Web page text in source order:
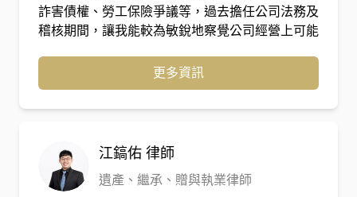
詐害債權、勞工保險爭議等，過去擔任公司法務及
稽核期間，讓我能較為敏銳地察覺公司經營上可能
能夠更快速的掌握每位客戶的需求，更加細心與耐
心處理每位客戶付託之疑難及問題，直接切入問題
的核心，以爭取客戶的最佳利益。
更多資訊
江鎬佑 律師
遺產、繼承、贈與執業律師